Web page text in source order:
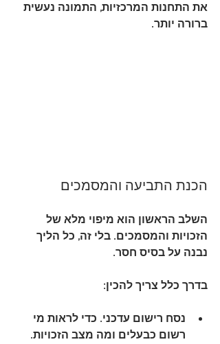
את התחנות המרכזיות, התמונה נעשית
ברורה יותר.
הכנת התביעה והמסמכים
השלב הראשון הוא מיפוי מלא של
הזכויות והמסמכים. בלי זה, כל הליך
נבנה על בסיס חסר.
בדרך כלל צריך להכין:
נסח רישום עדכני. כדי לראות מי
רשום כבעלים ומה מצב הזכויות.